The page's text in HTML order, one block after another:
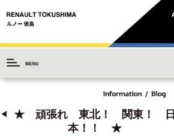
◀︎
★ 頑張れ 東北！ 関東！ 日
本！！ ★